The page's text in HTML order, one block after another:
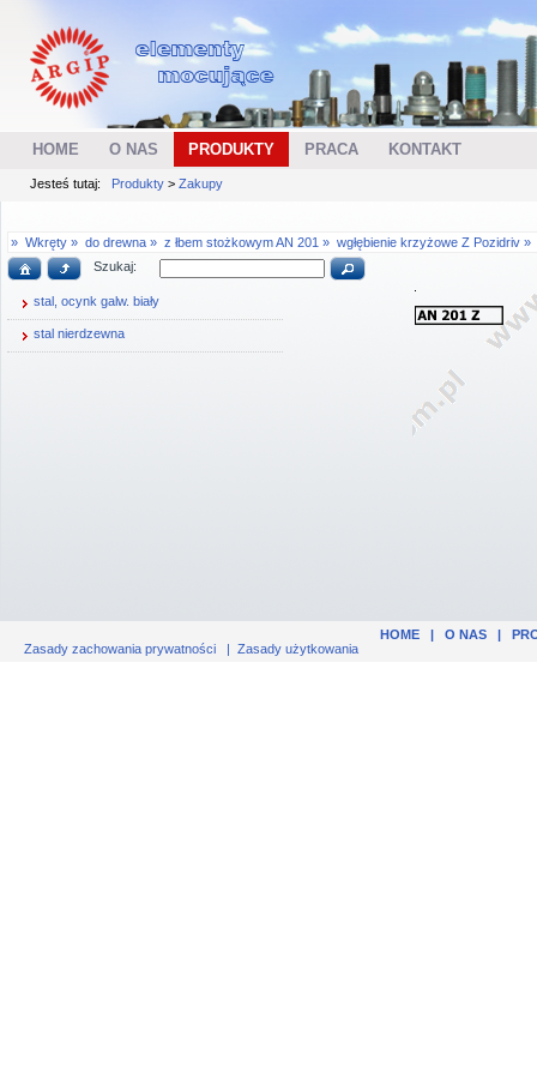
HOME O NAS PRODUKTY PRACA KONTAKT
Jesteś tutaj: Produkty > Zakupy
» Wkręty » do drewna » z łbem stożkowym AN 201 » wgłębienie krzyżowe Z Pozidriv »
Szukaj:
stal, ocynk galw. biały
stal nierdzewna
HOME| O NAS|
Zasady zachowania prywatności | Zasady użytkowania